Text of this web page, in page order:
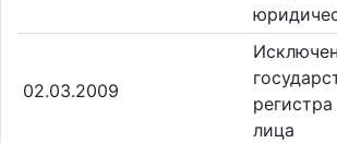
02.03.2009
лица